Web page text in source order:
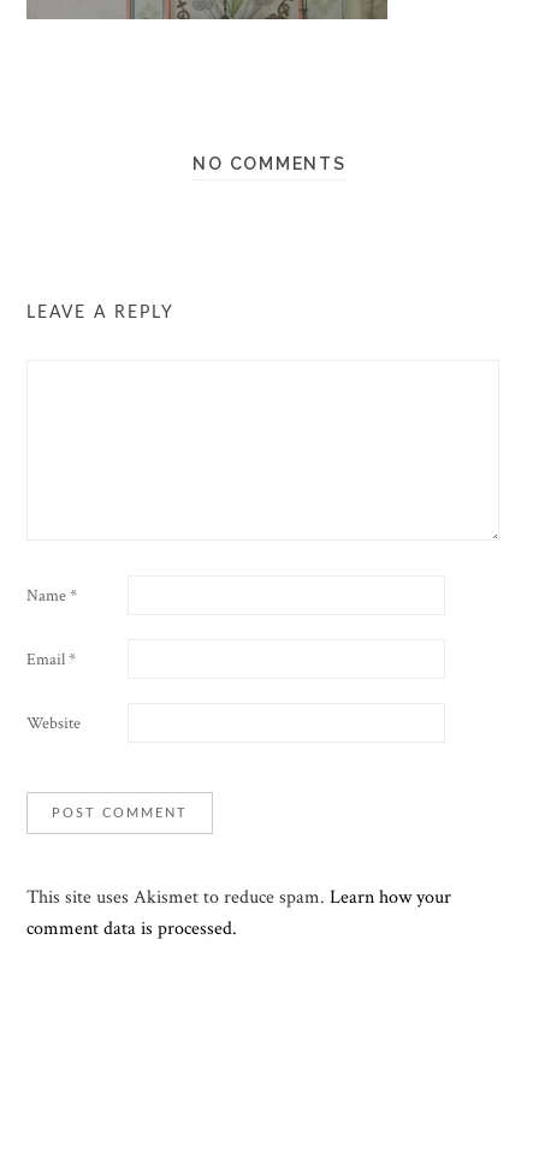
NO COMMENTS
LEAVE A REPLY
Name*
Email*
Website
This site uses Akismet to reduce spam.Learn how your
comment data is processed.